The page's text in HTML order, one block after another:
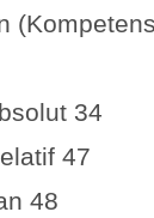
34
47
48